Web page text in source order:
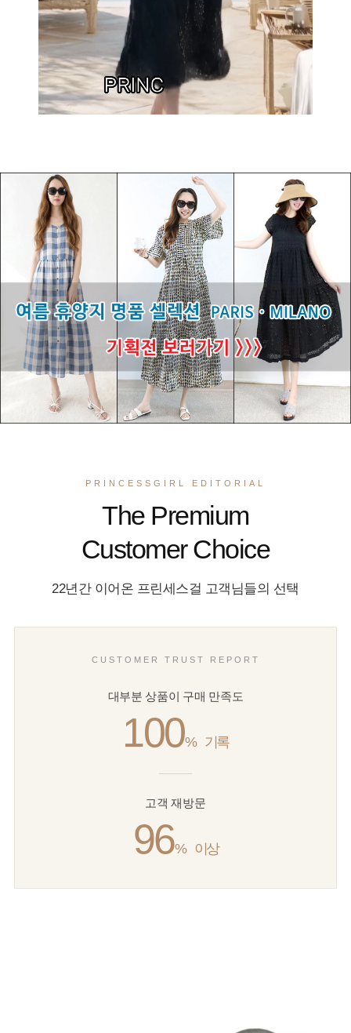
PRINCESSGIRL EDITORIAL
The Premium
Customer Choice
22년간 이어온 프린세스걸 고객님들의 선택
CUSTOMER TRUST REPORT
대부분 상품이 구매 만족도
100% 기록
고객 재방문
96% 이상